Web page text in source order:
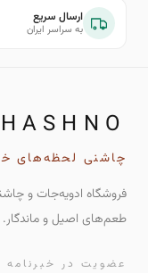
ارسال سریع
به سراسر ایران
چاشنی لحظه‌های
فروشگاه ادویه‌جات و
طعم‌های اصیل و ماندگار.
عضویت در خبرنامه